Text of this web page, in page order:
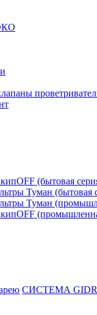
(бытовая
Туман (бытовая
Туман
СИСТЕМА